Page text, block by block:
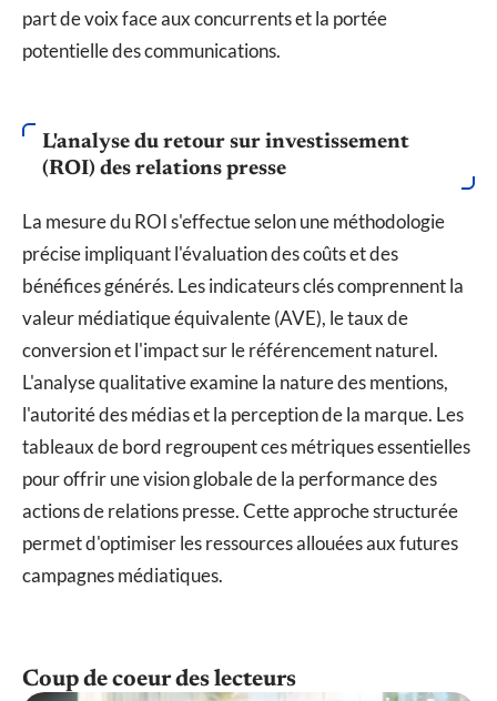
part de voix face aux concurrents et la portée
potentielle des communications.
L'analyse du retour sur investissement
(ROI) des relations presse
La mesure du ROI s'effectue selon une méthodologie
précise impliquant l'évaluation des coûts et des
bénéfices générés. Les indicateurs clés comprennent la
valeur médiatique équivalente (AVE), le taux de
conversion et l'impact sur le référencement naturel.
L'analyse qualitative examine la nature des mentions,
l'autorité des médias et la perception de la marque. Les
tableaux de bord regroupent ces métriques essentielles
pour offrir une vision globale de la performance des
actions de relations presse. Cette approche structurée
permet d'optimiser les ressources allouées aux futures
campagnes médiatiques.
Coup de coeur des lecteurs